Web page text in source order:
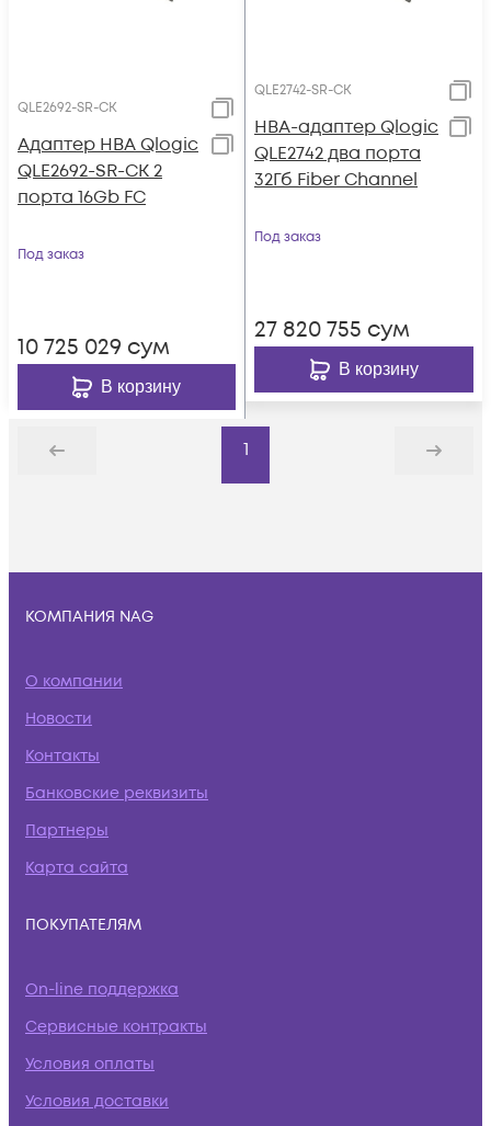
QLE2692-SR-CK
Адаптер HBA Qlogic
QLE2692-SR-CK 2
порта 16Gb FC
Под заказ
10 725 029 сум
В корзину
QLE2742-SR-CK
HBA-адаптер Qlogic
QLE2742 два порта
32Гб Fiber Channel
Под заказ
27 820 755 сум
В корзину
Назад
1
Дальше
КОМПАНИЯ NAG
О компании
Новости
Контакты
Банковские реквизиты
Партнеры
Карта сайта
ПОКУПАТЕЛЯМ
On-line поддержка
Сервисные контракты
Условия оплаты
Условия доставки